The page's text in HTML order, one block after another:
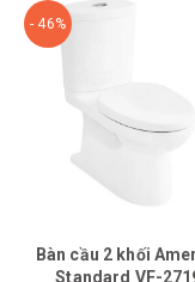
- 46%
Bàn cầu 2 khối
Standard VF-